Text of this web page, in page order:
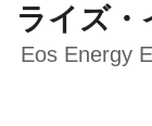
ライズ・
Eos Energy